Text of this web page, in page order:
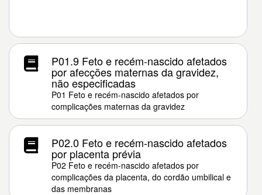
P01.9 Feto e recém-nascido afetados
por afecções maternas da gravidez,
não especificadas
P01 Feto e recém-nascido afetados por
complicações maternas da gravidez
P02.0 Feto e recém-nascido afetados
por placenta prévia
P02 Feto e recém-nascido afetados por
complicações da placenta, do cordão umbilical e
das membranas